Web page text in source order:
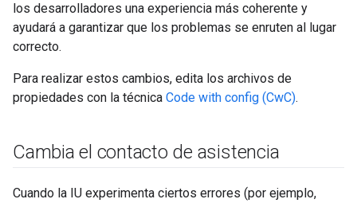
los desarrolladores una experiencia más coherente y
ayudará a garantizar que los problemas se enruten al lugar
correcto.
Para realizar estos cambios, edita los archivos de
propiedades con la técnica Code with config (CwC).
Cambia el contacto de asistencia
Cuando la IU experimenta ciertos errores (por ejemplo,